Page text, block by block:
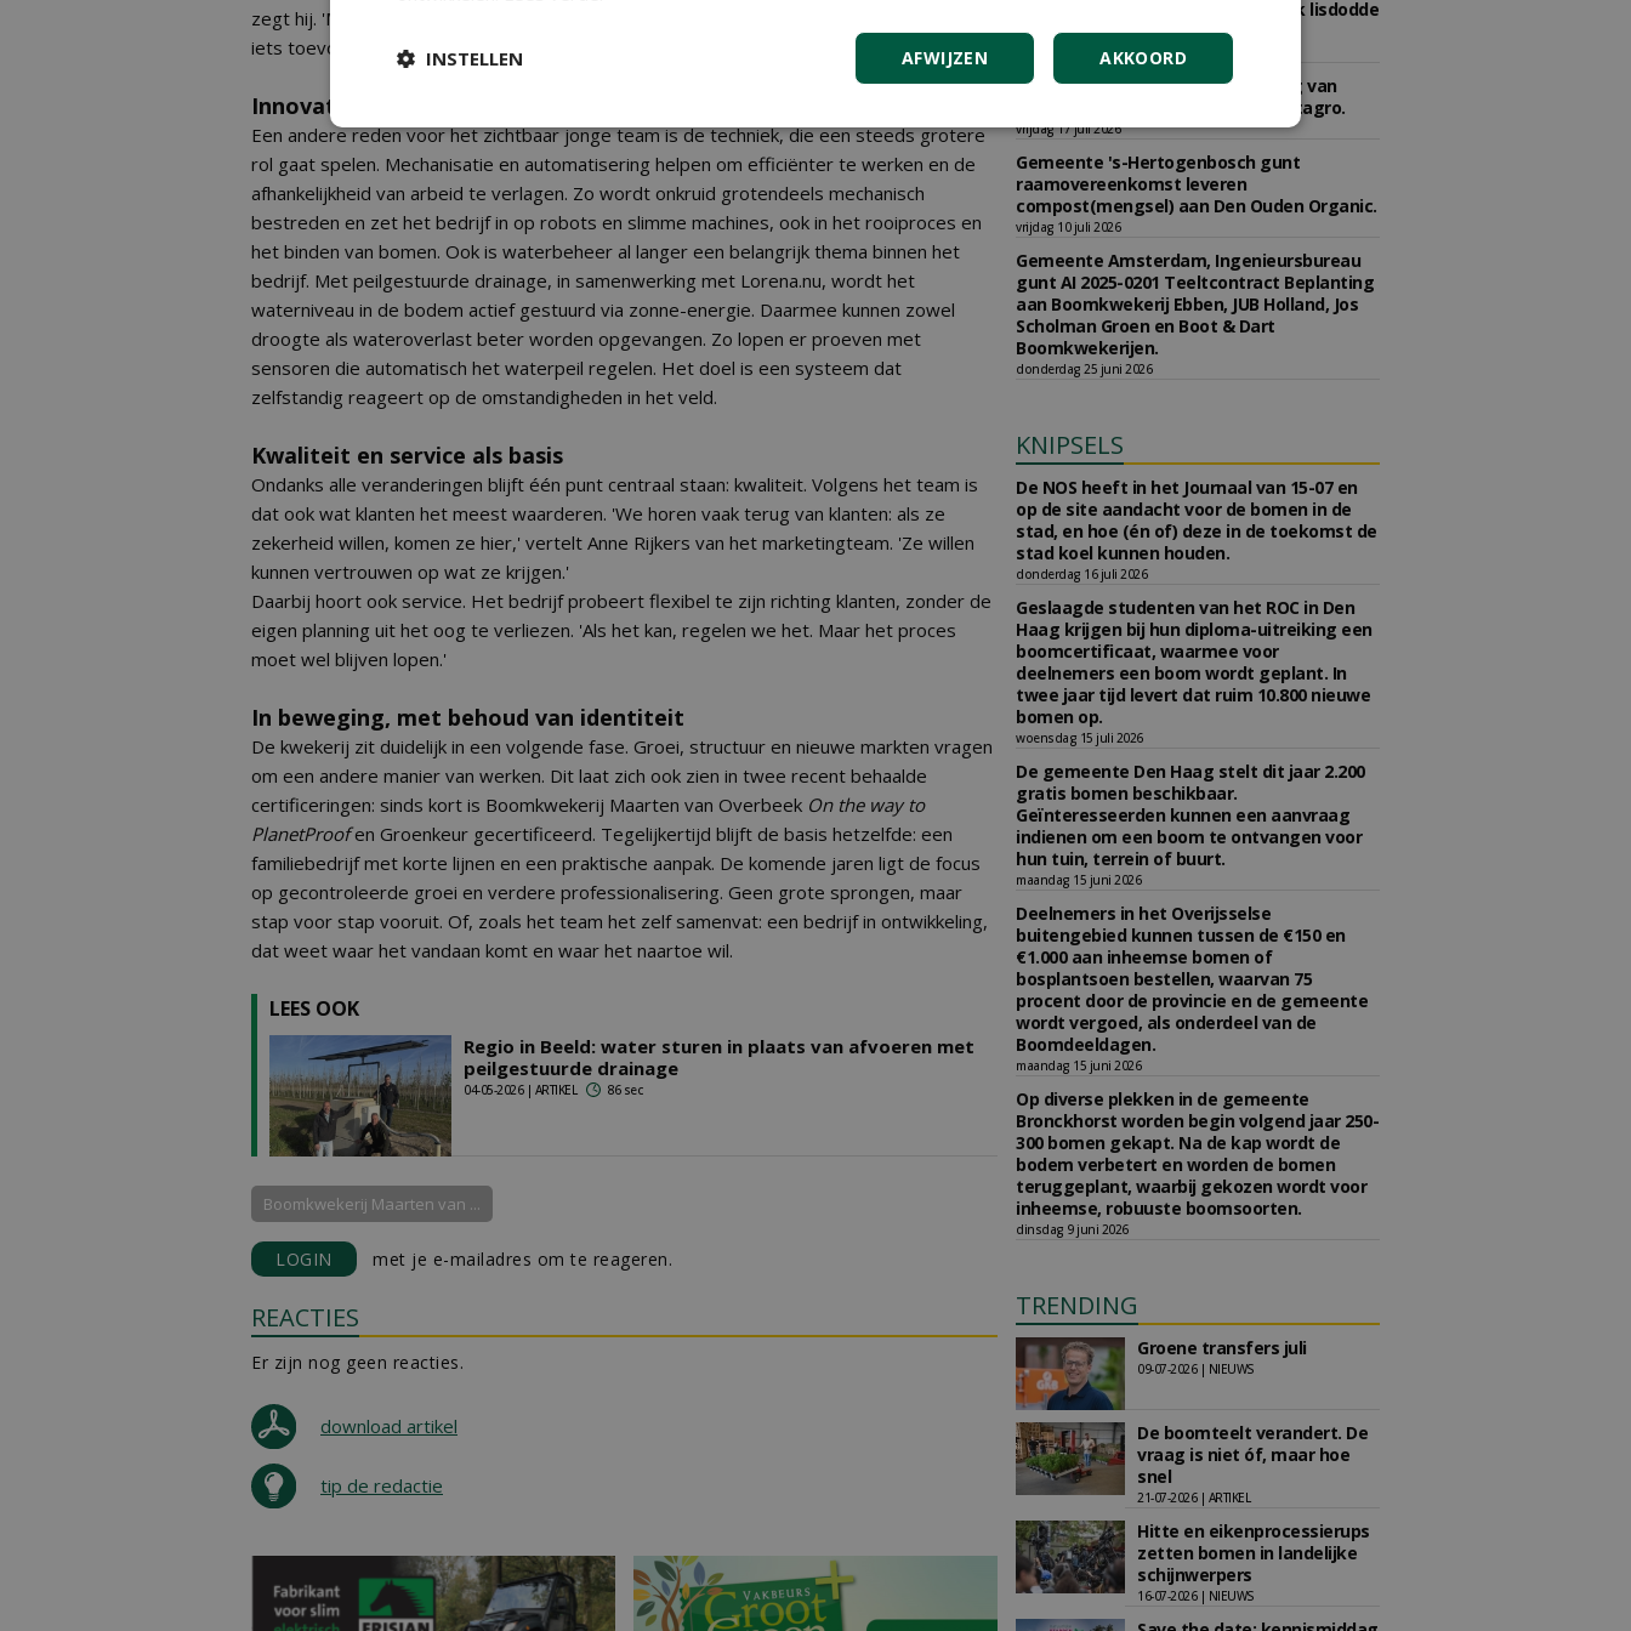
zegt hij. 'Meer droogteresistente soorten, meer cultivars en overal meer soorten die
iets toevoegen voor de biodiversiteit.'
Innovatie in het veld
Een andere reden voor het zichtbaar jonge team is de techniek, die een steeds grotere
rol gaat spelen. Mechanisatie en automatisering helpen om efficiënter te werken en de
afhankelijkheid van arbeid te verlagen. Zo wordt onkruid grotendeels mechanisch
bestreden en zet het bedrijf in op robots en slimme machines, ook in het rooiproces en
het binden van bomen. Ook is waterbeheer al langer een belangrijk thema binnen het
bedrijf. Met peilgestuurde drainage, in samenwerking met Lorena.nu, wordt het
waterniveau in de bodem actief gestuurd via zonne-energie. Daarmee kunnen zowel
droogte als wateroverlast beter worden opgevangen. Zo lopen er proeven met
sensoren die automatisch het waterpeil regelen. Het doel is een systeem dat
zelfstandig reageert op de omstandigheden in het veld.
Kwaliteit en service als basis
Ondanks alle veranderingen blijft één punt centraal staan: kwaliteit. Volgens het team is
dat ook wat klanten het meest waarderen. 'We horen vaak terug van klanten: als ze
zekerheid willen, komen ze hier,' vertelt Anne Rijkers van het marketingteam. 'Ze willen
kunnen vertrouwen op wat ze krijgen.'
Daarbij hoort ook service. Het bedrijf probeert flexibel te zijn richting klanten, zonder de
eigen planning uit het oog te verliezen. 'Als het kan, regelen we het. Maar het proces
moet wel blijven lopen.'
In beweging, met behoud van identiteit
De kwekerij zit duidelijk in een volgende fase. Groei, structuur en nieuwe markten vragen
om een andere manier van werken. Dit laat zich ook zien in twee recent behaalde
certificeringen: sinds kort is Boomkwekerij Maarten van Overbeek On the way to
PlanetProofen Groenkeur gecertificeerd. Tegelijkertijd blijft de basis hetzelfde: een
familiebedrijf met korte lijnen en een praktische aanpak. De komende jaren ligt de focus
op gecontroleerde groei en verdere professionalisering. Geen grote sprongen, maar
stap voor stap vooruit. Of, zoals het team het zelf samenvat: een bedrijf in ontwikkeling,
dat weet waar het vandaan komt en waar het naartoe wil.
LEES OOK
Regio in Beeld: water sturen in plaats van afvoeren met
peilgestuurde drainage
04-05-2026 | ARTIKEL 86 sec
Boomkwekerij Maarten van ...
LOGIN met je e-mailadres om te reageren.
REACTIES
Er zijn nog geen reacties.
download artikel
tip de redactie
gunt AI 2020-0290 concessie kweek lisdodde
Burkmeer aan Struunhoeve.
woensdag 29 juli 2026
Gemeente Den Haag gunt levering van
graszaden en meststoffen aan Vitagro.
vrijdag 17 juli 2026
Gemeente 's-Hertogenbosch gunt
raamovereenkomst leveren
compost(mengsel) aan Den Ouden Organic.
vrijdag 10 juli 2026
Gemeente Amsterdam, Ingenieursbureau
gunt AI 2025-0201 Teeltcontract Beplanting
aan Boomkwekerij Ebben, JUB Holland, Jos
Scholman Groen en Boot & Dart
Boomkwekerijen.
donderdag 25 juni 2026
KNIPSELS
De NOS heeft in het Journaal van 15-07 en
op de site aandacht voor de bomen in de
stad, en hoe (én of) deze in de toekomst de
stad koel kunnen houden.
donderdag 16 juli 2026
Geslaagde studenten van het ROC in Den
Haag krijgen bij hun diploma-uitreiking een
boomcertificaat, waarmee voor
deelnemers een boom wordt geplant. In
twee jaar tijd levert dat ruim 10.800 nieuwe
bomen op.
woensdag 15 juli 2026
De gemeente Den Haag stelt dit jaar 2.200
gratis bomen beschikbaar.
Geïnteresseerden kunnen een aanvraag
indienen om een boom te ontvangen voor
hun tuin, terrein of buurt.
maandag 15 juni 2026
Deelnemers in het Overijsselse
buitengebied kunnen tussen de €150 en
€1.000 aan inheemse bomen of
bosplantsoen bestellen, waarvan 75
procent door de provincie en de gemeente
wordt vergoed, als onderdeel van de
Boomdeeldagen.
maandag 15 juni 2026
Op diverse plekken in de gemeente
Bronckhorst worden begin volgend jaar 250-
300 bomen gekapt. Na de kap wordt de
bodem verbetert en worden de bomen
teruggeplant, waarbij gekozen wordt voor
inheemse, robuuste boomsoorten.
dinsdag 9 juni 2026
TRENDING
Groene transfers juli
09-07-2026 | NIEUWS
De boomteelt verandert. De
vraag is niet óf, maar hoe
snel
21-07-2026 | ARTIKEL
Hitte en eikenprocessierups
zetten bomen in landelijke
schijnwerpers
16-07-2026 | NIEUWS
AKKOORD
AFWIJZEN
INSTELLEN